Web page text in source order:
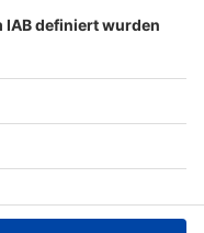
Impressum